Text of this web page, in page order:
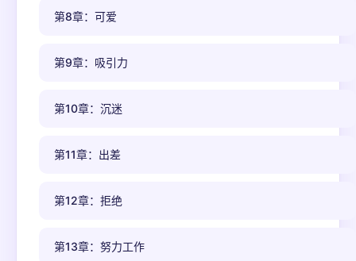
第8章：可爱
第9章：吸引力
第10章：沉迷
第11章：出差
第12章：拒绝
第13章：努力工作